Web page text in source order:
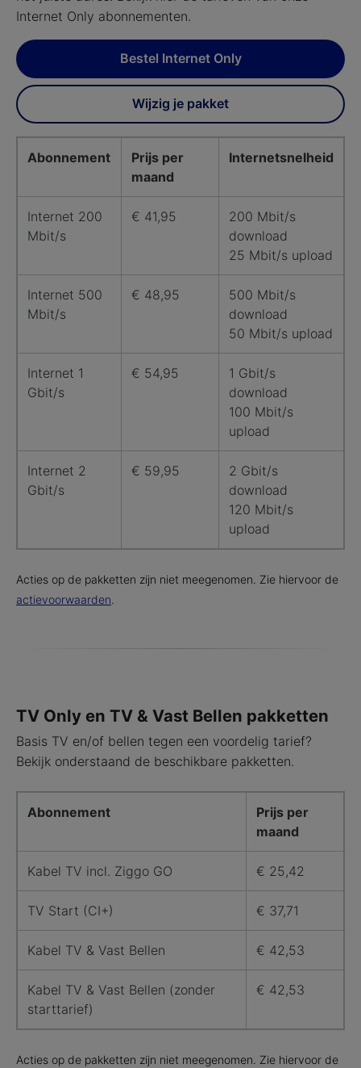
Internet Only abonnementen.
Bestel Internet Only
Wijzig je pakket
Abonnement
Prijs per
maand
Internetsnelheid
Internet 200
Mbit/s
€ 41,95
200 Mbit/s
download
25 Mbit/s upload
Internet 500
Mbit/s
€ 48,95
500 Mbit/s
download
50 Mbit/s upload
Internet 1
Gbit/s
€ 54,95
1 Gbit/s
download
100 Mbit/s
upload
Internet 2
Gbit/s
€ 59,95
2 Gbit/s
download
120 Mbit/s
upload
Acties op de pakketten zijn niet meegenomen. Zie hiervoor de
actievoorwaarden
TV Only en TV & Vast Bellen pakketten
Basis TV en/of bellen tegen een voordelig tarief?
Bekijk onderstaand de beschikbare pakketten.
Abonnement
Prijs per
maand
Kabel TV incl. Ziggo GO € 25,42
TV Start (CI+) € 37,71
Kabel TV & Vast Bellen € 42,53
Kabel TV & Vast Bellen (zonder
starttarief)
€ 42,53
Acties op de pakketten zijn niet meegenomen. Zie hiervoor de